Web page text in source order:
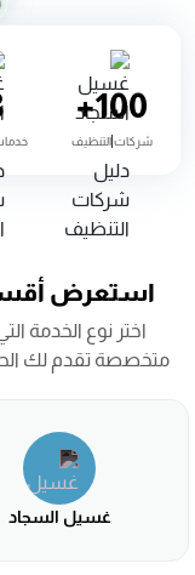
+100
شركات التنظيف
استعرض
اختر نوع الخدمة
متخصصة تقدم لك
غسيل السجاد